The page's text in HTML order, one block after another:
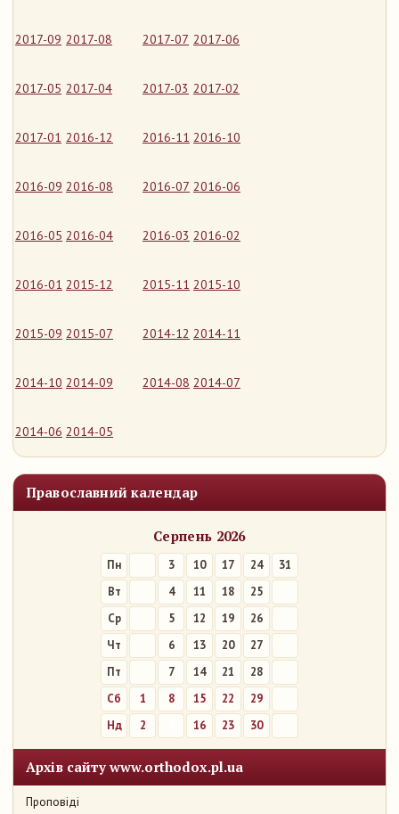
2017-09 2017-08 2017-07 2017-06
2017-05 2017-04 2017-03 2017-02
2017-01 2016-12 2016-11 2016-10
2016-09 2016-08 2016-07 2016-06
2016-05 2016-04 2016-03 2016-02
2016-01 2015-12 2015-11 2015-10
2015-09 2015-07 2014-12 2014-11
2014-10 2014-09 2014-08 2014-07
2014-06 2014-05
Православний календар
Серпень 2026
Пн 3 10 17 24
31
Вт
4 11 18
25
Ср
5 12 19
26
Чт
6 13 20
27
Пт
7 14 21
28
Сб
1 8 15 22
29
Нд
2 16 23 30
Архів сайту www.orthodox.pl.ua
Проповіді